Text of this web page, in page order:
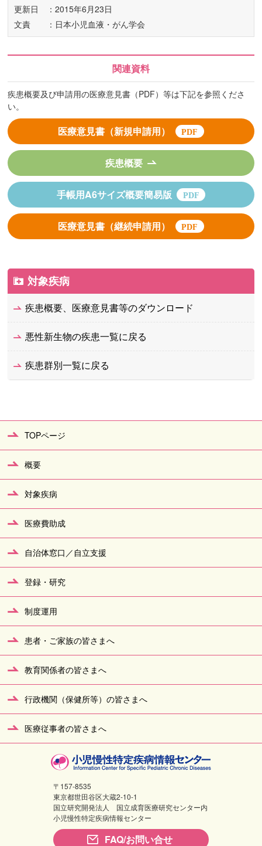
更新日
：2015年6月23日
文責
：日本小児血液・がん学会
関連資料
疾患概要及び申請用の医療意見書（PDF）等は下記を参照くださ
い。
医療意見書（新規申請用）
疾患概要
手帳用A6サイズ概要簡易版
医療意見書（継続申請用）
対象疾病
疾患概要、医療意見書等のダウンロード
悪性新生物の疾患一覧に戻る
疾患群別一覧に戻る
TOPページ
概要
対象疾病
医療費助成
自治体窓口／自立支援
登録・研究
制度運用
患者・ご家族の皆さまへ
教育関係者の皆さまへ
行政機関（保健所等）の皆さまへ
医療従事者の皆さまへ
〒157-8535
東京都世田谷区大蔵2-10-1
国立研究開発法人 国立成育医療研究センター内
小児慢性特定疾病情報センター
FAQ/お問い合せ